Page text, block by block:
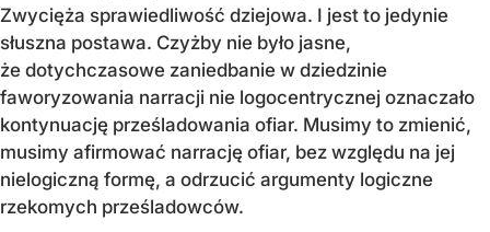
Zwycięża sprawiedliwość dziejowa. I jest to jedynie
słuszna postawa. Czyżby nie było jasne,
że dotychczasowe zaniedbanie w dziedzinie
faworyzowania narracji nie logocentrycznej oznaczało
kontynuację prześladowania ofiar. Musimy to zmienić,
musimy afirmować narrację ofiar, bez względu na jej
nielogiczną formę, a odrzucić argumenty logiczne
rzekomych prześladowców.